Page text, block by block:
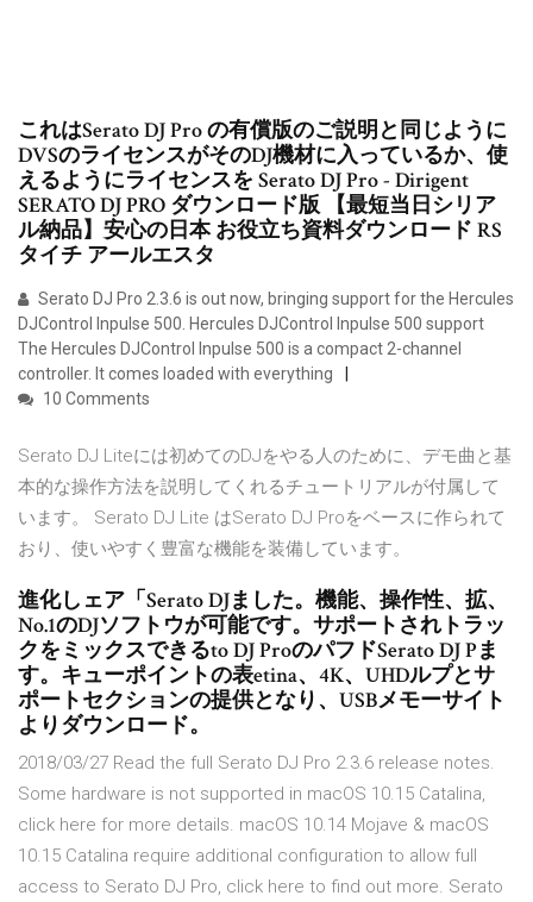
これはSerato DJ Pro の有償版のご説明と同じように
DVSのライセンスがそのDJ機材に入っているか、使
えるようにライセンスを Serato DJ Pro - Dirigent
SERATO DJ PRO ダウンロード版 【最短当日シリア
ル納品】安心の日本 お役立ち資料ダウンロード RS
タイチ アールエスタ
Serato DJ Pro 2.3.6 is out now, bringing support for the Hercules
DJControl Inpulse 500. Hercules DJControl Inpulse 500 support
The Hercules DJControl Inpulse 500 is a compact 2-channel
controller. It comes loaded with everything
10 Comments
Serato DJ Liteには初めてのDJをやる人のために、デモ曲と基
本的な操作方法を説明してくれるチュートリアルが付属して
います。 Serato DJ Lite はSerato DJ Proをベースに作られて
おり、使いやすく豊富な機能を装備しています。
進化しェア「Serato DJました。機能、操作性、拡、
No.1のDJソフトウが可能です。サポートされトラッ
クをミックスできるto DJ ProのパフドSerato DJ Pま
す。キューポイントの表etina、4K、UHDルプとサ
ポートセクションの提供となり、USBメモーサイト
よりダウンロード。
2018/03/27 Read the full Serato DJ Pro 2.3.6 release notes.
Some hardware is not supported in macOS 10.15 Catalina,
click here for more details. macOS 10.14 Mojave & macOS
10.15 Catalina require additional configuration to allow full
access to Serato DJ Pro, click here to find out more. Serato